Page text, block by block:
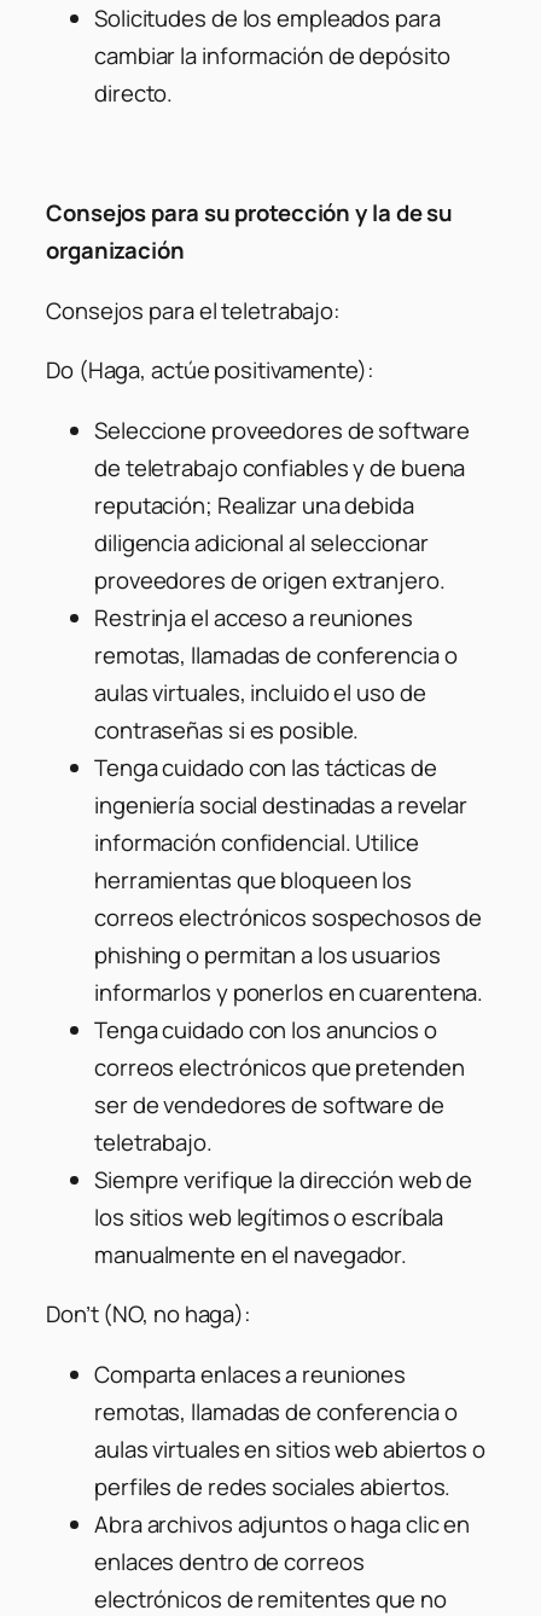
Solicitudes de los empleados para
cambiar la información de depósito
directo.
Consejos para su protección y la de su
organización
Consejos para el teletrabajo:
Do (Haga, actúe positivamente):
Seleccione proveedores de software
de teletrabajo confiables y de buena
reputación; Realizar una debida
diligencia adicional al seleccionar
proveedores de origen extranjero.
Restrinja el acceso a reuniones
remotas, llamadas de conferencia o
aulas virtuales, incluido el uso de
contraseñas si es posible.
Tenga cuidado con las tácticas de
ingeniería social destinadas a revelar
información confidencial. Utilice
herramientas que bloqueen los
correos electrónicos sospechosos de
phishing o permitan a los usuarios
informarlos y ponerlos en cuarentena.
Tenga cuidado con los anuncios o
correos electrónicos que pretenden
ser de vendedores de software de
teletrabajo.
Siempre verifique la dirección web de
los sitios web legítimos o escríbala
manualmente en el navegador.
Don’t (NO, no haga):
Comparta enlaces a reuniones
remotas, llamadas de conferencia o
aulas virtuales en sitios web abiertos o
perfiles de redes sociales abiertos.
Abra archivos adjuntos o haga clic en
enlaces dentro de correos
electrónicos de remitentes que no